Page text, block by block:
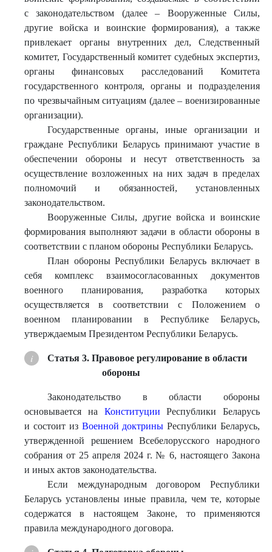
с законодательством (далее – Вооруженные Силы,
другие войска и воинские формирования), а также
привлекает органы внутренних дел, Следственный
комитет, Государственный комитет судебных экспертиз,
органы финансовых расследований Комитета
государственного контроля, органы и подразделения
по чрезвычайным ситуациям (далее – военизированные
организации).
Государственные органы, иные организации и
граждане Республики Беларусь принимают участие в
обеспечении обороны и несут ответственность за
осуществление возложенных на них задач в пределах
полномочий и обязанностей, установленных
законодательством.
Вооруженные Силы, другие войска и воинские
формирования выполняют задачи в области обороны в
соответствии с планом обороны Республики Беларусь.
План обороны Республики Беларусь включает в
себя комплекс взаимосогласованных документов
военного планирования, разработка которых
осуществляется в соответствии с Положением о
военном планировании в Республике Беларусь,
утверждаемым Президентом Республики Беларусь.
Статья 3. Правовое регулирование в области
обороны
Законодательство в области обороны
основывается на Конституции Республики Беларусь
и состоит из Военной доктрины Республики Беларусь,
утвержденной решением Всебелорусского народного
собрания от 25 апреля 2024 г. № 6, настоящего Закона
и иных актов законодательства.
Если международным договором Республики
Беларусь установлены иные правила, чем те, которые
содержатся в настоящем Законе, то применяются
правила международного договора.